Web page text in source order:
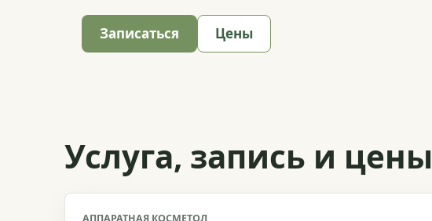
Записаться Цены
Услуга, запись и цены
АППАРАТНАЯ КОСМЕТОЛ